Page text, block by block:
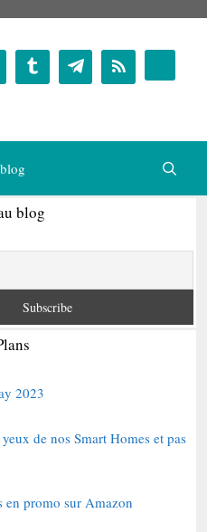
blog
2023
de nos Smart Homes et pas
en promo sur Amazon